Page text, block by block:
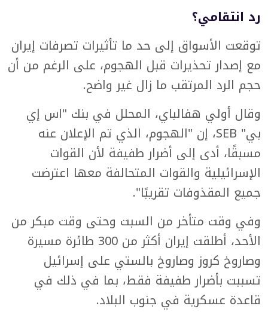
رد انتقامي؟
توقعت الأسواق إلى حد ما تأثيرات تصرفات إيران
مع إصدار تحذيرات قبل الهجوم، على الرغم من أن
حجم الرد المرتقب ما زال غير واضح.
وقال أولي هفالباي، المحلل في بنك "اس إي
بي" SEB، إن "الهجوم، الذي تم الإعلان عنه
مسبقًا، أدى إلى أضرار طفيفة لأن القوات
الإسرائيلية والقوات المتحالفة معها اعترضت
جميع المقذوفات تقريبًا".
وفي وقت متأخر من السبت وحتى وقت مبكر من
الأحد، أطلقت إيران أكثر من 300 طائرة مسيرة
وصاروخ كروز وصاروخ بالستي على إسرائيل
تسببت بأضرار طفيفة فقط، بما في ذلك في
قاعدة عسكرية في جنوب البلاد.